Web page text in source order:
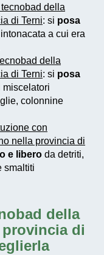
della
di Terni: si posa
a cui era
della
di Terni: si posa
miscelatori
colonnine
con
nella provincia di
e libero da detriti,
smaltiti
della
di